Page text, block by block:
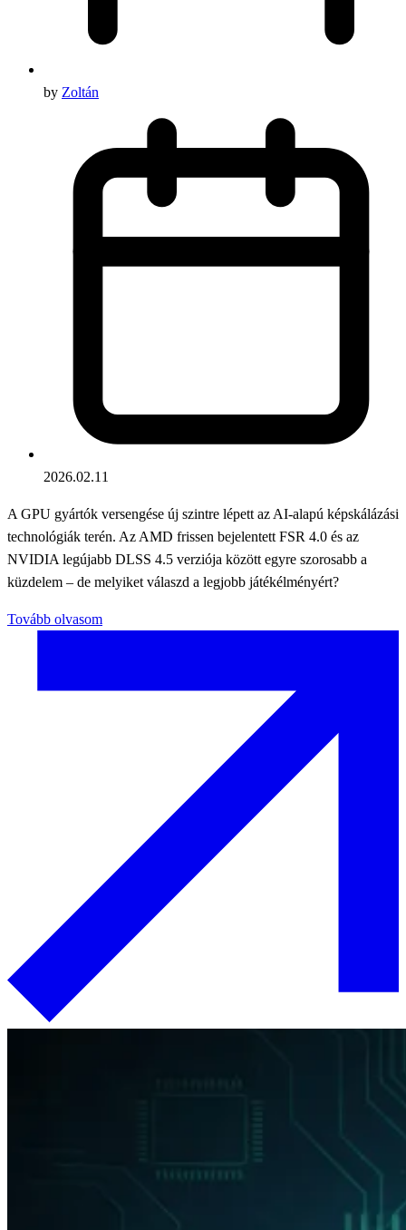
by Zoltán
2026.02.11
A GPU gyártók versengése új szintre lépett az AI-alapú képskálázási
technológiák terén. Az AMD frissen bejelentett FSR 4.0 és az
NVIDIA legújabb DLSS 4.5 verziója között egyre szorosabb a
küzdelem – de melyiket válaszd a legjobb játékélményért?
Tovább olvasom